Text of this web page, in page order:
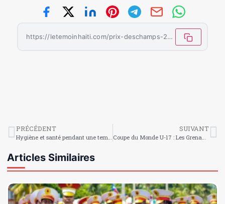
https://letemoinhaiti.com/prix-deschamps-2025-un-souffle-culturel-dans-la-tourmente/
PRÉCÉDENT
Hygiène et santé pendant une tempête ou de fortes pluies : rester protégé
SUIVANT
Coupe du Monde U-17 : Les Grenadiers quittent la scène par la petite porte
Articles Similaires